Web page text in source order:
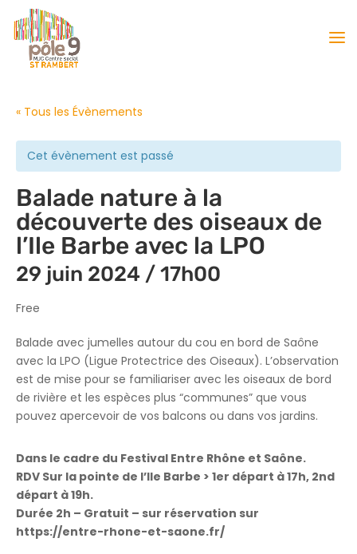
« Tous les Évènements
Cet évènement est passé
Balade nature à la
découverte des oiseaux de
l’Ile Barbe avec la LPO
29 juin 2024 / 17h00
Free
Balade avec jumelles autour du cou en bord de Saône
avec la LPO (Ligue Protectrice des Oiseaux). L’observation
est de mise pour se familiariser avec les oiseaux de bord
de rivière et les espèces plus “communes” que vous
pouvez apercevoir de vos balcons ou dans vos jardins.
Dans le cadre du Festival Entre Rhône et Saône.
RDV Sur la pointe de l’Ile Barbe > 1er départ à 17h, 2nd
départ à 19h.
Durée 2h – Gratuit – sur réservation sur
https://entre-rhone-et-saone.fr/